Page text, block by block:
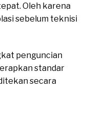
Oleh karena
sebelum teknisi
penguncian
standar
secara